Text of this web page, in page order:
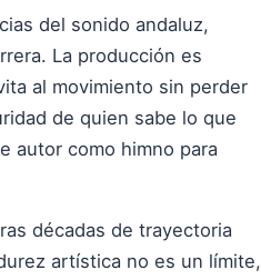
del sonido andaluz,
La producción es
al movimiento sin perder
de quien sabe lo que
autor como himno para
décadas de trayectoria
artística no es un límite,